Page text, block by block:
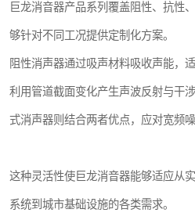
巨龙消音器产品系列覆盖阻性、抗性
够针对不同工况提供定制化方案。
阻性消声器通过吸声材料吸收声能，
利用管道截面变化产生声波反射与干
式消声器则结合两者优点，应对宽频噪
这种灵活性使巨龙消音器能够适应从
系统到城市基础设施的各类需求。